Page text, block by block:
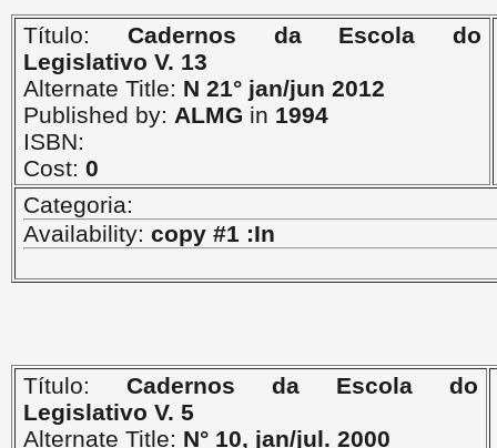
Título: Cadernos da Escola do
Legislativo V. 13
Alternate Title: N 21° jan/jun 2012
Published by: ALMG in 1994
ISBN:
Cost: 0
Categoria:
Availability: copy #1 :In
Título: Cadernos da Escola do
Legislativo V. 5
Alternate Title: N° 10, jan/jul. 2000